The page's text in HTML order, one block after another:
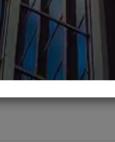
JUGADOR DE